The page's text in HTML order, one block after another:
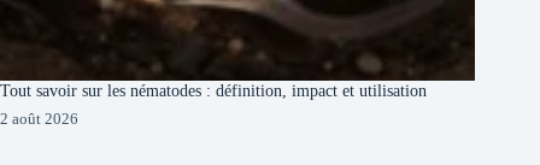
Tout savoir sur les nématodes : définition, impact et utilisation
2 août 2026